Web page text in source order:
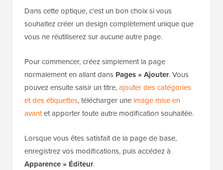
Dans cette optique, c'est un bon choix si vous
souhaitez créer un design complètement unique que
vous ne réutiliserez sur aucune autre page.
Pour commencer, créez simplement la page
normalement en allant dans Pages»Ajouter. Vous
pouvez ensuite saisir un titre,ajouter des catégories
et des étiquettes, télécharger une image mise en
avantet apporter toute autre modification souhaitée.
Lorsque vous êtes satisfait de la page de base,
enregistrez vos modifications, puis accédez à
Apparence» Éditeur.